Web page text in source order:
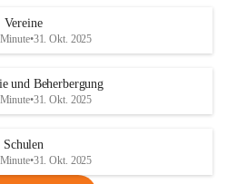
Vereine
•31. Okt. 2025
und Beherbergung
•31. Okt. 2025
Schulen
•31. Okt. 2025